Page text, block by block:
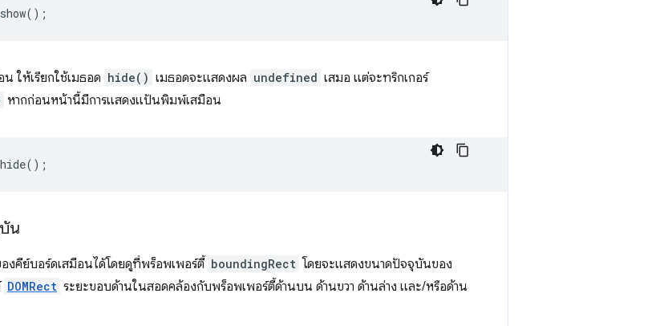
show();
ให้เรียกใช้เมธอด hide() เมธอดจะแสดงผล undefined เสมอ แต่จะทริกเกอร์
หากก่อนหน้านี้มีการแสดงแป้นพิมพ์เสมือน
hide();
น
คีย์บอร์ดเสมือนได้โดยดูที่พร็อพเพอร์ตี้ boundingRect โดยจะแสดงขนาดปัจจุบันของ
DOMRect ระยะขอบด้านในสอดคล้องกับพร็อพเพอร์ตี้ด้านบน ด้านขวา ด้านล่าง และ/หรือด้าน